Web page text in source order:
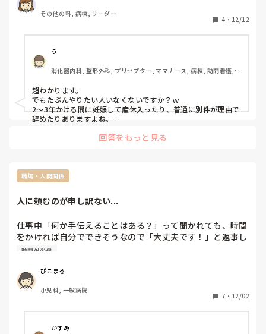
ない。こちらにメリット無さすぎてやる気がでないです。
看護研究がない病院ってあったりするんですかね？、、
その他の科, 病棟, リーダー
4 ・ 12/12
う
消化器内科, 整形外科, プリセプター, ママナース, 病棟, 訪問看護,
超わかります。
でもたぶんやりたい人いなくないですか？ｗ
2〜3年かける間に妊娠して産休入ったり、普通に別件が理由で
辞めたりありますよね。
回答をもっと見る
職場・人間関係
人に頼むのが申し訳ない...
仕事中「何か手伝えることはある？」って聞かれても、時間
をかければ自分でできそうなので「大丈夫です！」と返事し
てしまう。結局時間外まで仕事している。
し、頼むのも申し訳ないし、だったら自分でやろう！精神な
のですが、どうすれば人に頼めるようになるのでしょうか。
時間外労働
ぴこまる
小児科, 一般病院
7 ・ 12/02
かすみ